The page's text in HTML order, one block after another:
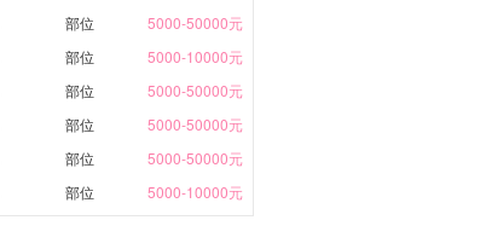
部位
5000-50000元
部位
5000-10000元
部位
5000-50000元
部位
5000-50000元
部位
5000-50000元
部位 5000-10000元